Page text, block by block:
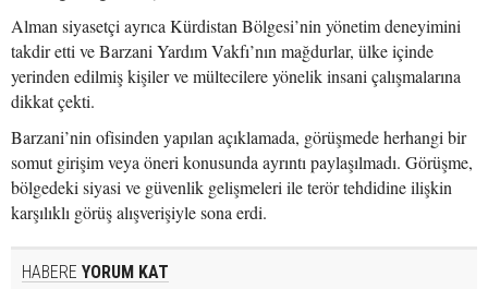
Alman siyasetçi ayrıca Kürdistan Bölgesi’nin yönetim deneyimini
takdir etti ve Barzani Yardım Vakfı’nın mağdurlar, ülke içinde
yerinden edilmiş kişiler ve mültecilere yönelik insani çalışmalarına
dikkat çekti.
Barzani’nin ofisinden yapılan açıklamada, görüşmede herhangi bir
somut girişim veya öneri konusunda ayrıntı paylaşılmadı. Görüşme,
bölgedeki siyasi ve güvenlik gelişmeleri ile terör tehdidine ilişkin
karşılıklı görüş alışverişiyle sona erdi.
HABERE YORUM KAT